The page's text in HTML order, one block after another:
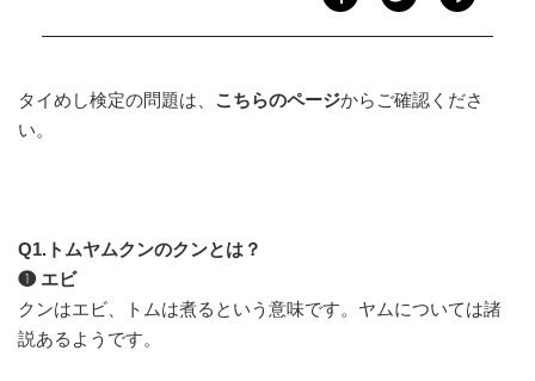
タイめし検定の問題は、 こちらのページからご確認くださ
い。
Q1.トムヤムクンのクンとは？
❶ エビ
クンはエビ、トムは煮るという意味です。ヤムについては諸
説あるようです。